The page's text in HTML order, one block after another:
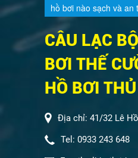
hồ bơi nào sạch và an
CÂU LẠC
BƠI THẾ
HỒ BƠI
Địa chỉ: 41/32 Lê
Tel: 0933 243 648